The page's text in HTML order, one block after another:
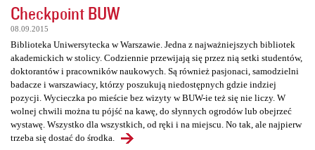
Checkpoint BUW
08.09.2015
Biblioteka Uniwersytecka w Warszawie. Jedna z najważniejszych bibliotek
akademickich w stolicy. Codziennie przewijają się przez nią setki studentów,
doktorantów i pracowników naukowych. Są również pasjonaci, samodzielni
badacze i warszawiacy, którzy poszukują niedostępnych gdzie indziej
pozycji. Wycieczka po mieście bez wizyty w BUW-ie też się nie liczy. W
wolnej chwili można tu pójść na kawę, do słynnych ogrodów lub obejrzeć
wystawę. Wszystko dla wszystkich, od ręki i na miejscu. No tak, ale najpierw
trzeba się dostać do środka.